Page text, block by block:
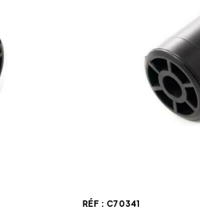
RÉF : C70341